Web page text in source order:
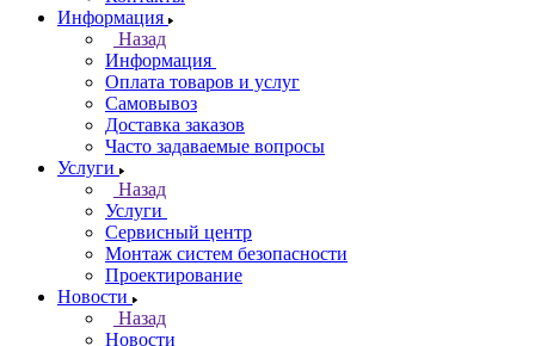
Информация
Назад
Информация
Оплата товаров и услуг
Самовывоз
Доставка заказов
Часто задаваемые вопросы
Услуги
Назад
Услуги
Сервисный центр
Монтаж систем безопасности
Проектирование
Новости
Назад
Новости